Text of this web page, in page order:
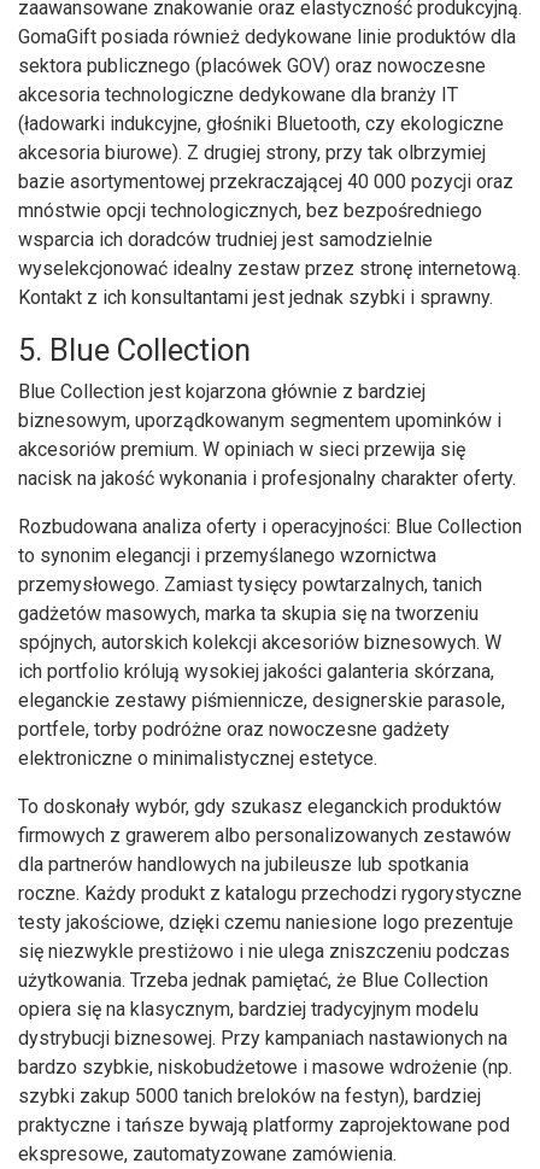
zaawansowane znakowanie oraz elastyczność produkcyjną.
GomaGift posiada również dedykowane linie produktów dla
sektora publicznego (placówek GOV) oraz nowoczesne
akcesoria technologiczne dedykowane dla branży IT
(ładowarki indukcyjne, głośniki Bluetooth, czy ekologiczne
akcesoria biurowe). Z drugiej strony, przy tak olbrzymiej
bazie asortymentowej przekraczającej 40 000 pozycji oraz
mnóstwie opcji technologicznych, bez bezpośredniego
wsparcia ich doradców trudniej jest samodzielnie
wyselekcjonować idealny zestaw przez stronę internetową.
Kontakt z ich konsultantami jest jednak szybki i sprawny.
5. Blue Collection
Blue Collection jest kojarzona głównie z bardziej
biznesowym, uporządkowanym segmentem upominków i
akcesoriów premium. W opiniach w sieci przewija się
nacisk na jakość wykonania i profesjonalny charakter oferty.
Rozbudowana analiza oferty i operacyjności: Blue Collection
to synonim elegancji i przemyślanego wzornictwa
przemysłowego. Zamiast tysięcy powtarzalnych, tanich
gadżetów masowych, marka ta skupia się na tworzeniu
spójnych, autorskich kolekcji akcesoriów biznesowych. W
ich portfolio królują wysokiej jakości galanteria skórzana,
eleganckie zestawy piśmiennicze, designerskie parasole,
portfele, torby podróżne oraz nowoczesne gadżety
elektroniczne o minimalistycznej estetyce.
To doskonały wybór, gdy szukasz eleganckich produktów
firmowych z grawerem albo personalizowanych zestawów
dla partnerów handlowych na jubileusze lub spotkania
roczne. Każdy produkt z katalogu przechodzi rygorystyczne
testy jakościowe, dzięki czemu naniesione logo prezentuje
się niezwykle prestiżowo i nie ulega zniszczeniu podczas
użytkowania. Trzeba jednak pamiętać, że Blue Collection
opiera się na klasycznym, bardziej tradycyjnym modelu
dystrybucji biznesowej. Przy kampaniach nastawionych na
bardzo szybkie, niskobudżetowe i masowe wdrożenie (np.
szybki zakup 5000 tanich breloków na festyn), bardziej
praktyczne i tańsze bywają platformy zaprojektowane pod
ekspresowe, zautomatyzowane zamówienia.